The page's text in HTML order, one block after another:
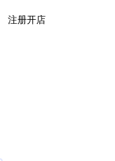
注册开店